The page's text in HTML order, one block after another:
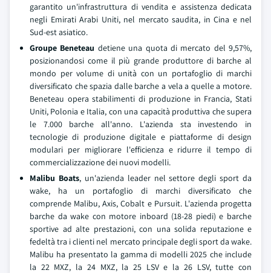
garantito un'infrastruttura di vendita e assistenza dedicata
negli Emirati Arabi Uniti, nel mercato saudita, in Cina e nel
Sud-est asiatico.
Groupe Beneteau detiene una quota di mercato del 9,57%,
posizionandosi come il più grande produttore di barche al
mondo per volume di unità con un portafoglio di marchi
diversificato che spazia dalle barche a vela a quelle a motore.
Beneteau opera stabilimenti di produzione in Francia, Stati
Uniti, Polonia e Italia, con una capacità produttiva che supera
le 7.000 barche all'anno. L'azienda sta investendo in
tecnologie di produzione digitale e piattaforme di design
modulari per migliorare l'efficienza e ridurre il tempo di
commercializzazione dei nuovi modelli.
Malibu Boats, un'azienda leader nel settore degli sport da
wake, ha un portafoglio di marchi diversificato che
comprende Malibu, Axis, Cobalt e Pursuit. L'azienda progetta
barche da wake con motore inboard (18-28 piedi) e barche
sportive ad alte prestazioni, con una solida reputazione e
fedeltà tra i clienti nel mercato principale degli sport da wake.
Malibu ha presentato la gamma di modelli 2025 che include
la 22 MXZ, la 24 MXZ, la 25 LSV e la 26 LSV, tutte con